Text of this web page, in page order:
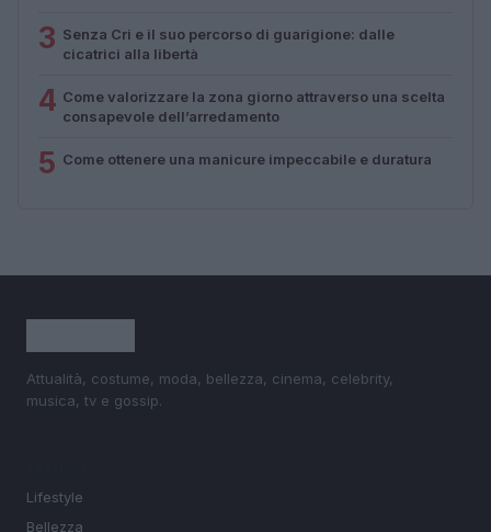
3 Senza Cri e il suo percorso di guarigione: dalle
cicatrici alla libertà
4 Come valorizzare la zona giorno attraverso una scelta
consapevole dell’arredamento
5 Come ottenere una manicure impeccabile e duratura
Attualità, costume, moda, bellezza, cinema, celebrity,
musica, tv e gossip.
Lifestyle
Bellezza